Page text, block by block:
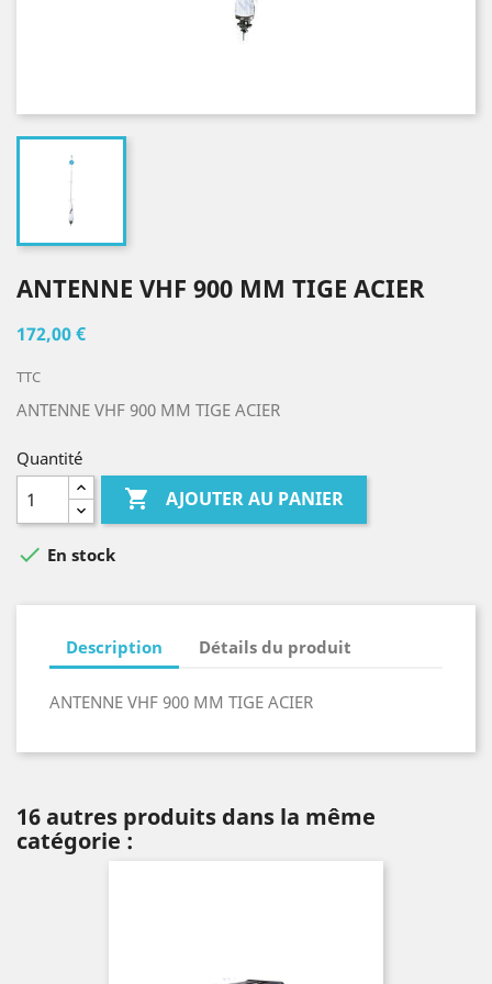
ANTENNE VHF 900 MM TIGE ACIER
172,00 €
TTC
ANTENNE VHF 900 MM TIGE ACIER
Quantité
 AJOUTER AU PANIER
 En stock
Description Détails du produit
ANTENNE VHF 900 MM TIGE ACIER
16 autres produits dans la même
catégorie :